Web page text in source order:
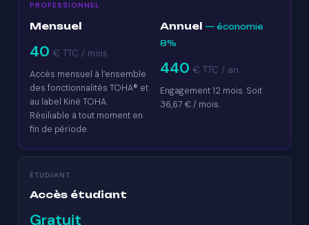
PROFESSIONNEL
Mensuel
40 € TTC / mois
Accès mensuel à l’ensemble
des fonctionnalités TOHA® et
au label Kiné TOHA.
Résiliable à tout moment en
fin de période.
Annuel — économie
8%
440 € TTC / an
Engagement 12 mois. Soit
36,67 € / mois.
ÉTUDIANT
Accès étudiant
Gratuit